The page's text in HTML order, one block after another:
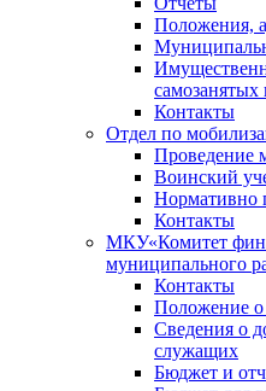
Положения,
самозанятых
Контакты
Отдел по
Проведение
Воинский
Нормативно
Контакты
МКУ«Комитет
муниципального
Контакты
Положение о
Сведения о
служащих
Бюджет и